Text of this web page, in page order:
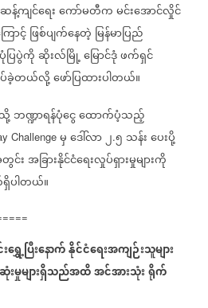
ဆန့်ကျင်ရေးကော်မတီကမင်းအောင်လှိုင်
ာင့်ဖြစ်ပျက်နေတဲ့ မြန်မာပြည်
ပြပွဲကိုဆိုးလ်မြို့မြောင်ဒုံဖက်ရှင်
ခဲ့တယ်လို့ဖော်ပြထားပါတယ်။
ဘဏ္ဍာရန်ပုံငွေထောက်ပံ့သည့်
Challenge မှဒေါ်လာ၂.၅ သန်းပေးပို့
င်းအခြားနိုင်ငံရေးလှုပ်ရှားမှုများကို
ပါတယ်။
းရွှေ့ပြီးနောက်နိုင်ငံရေးအကျဉ်းသူများ
းမှုများရှိသည်အထိအင်အားသုံးရိုက်